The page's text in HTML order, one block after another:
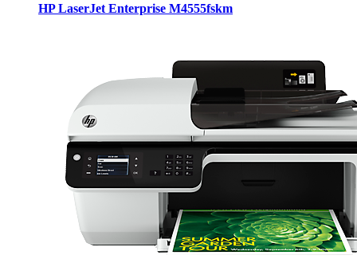
HP LaserJet Enterprise M4555fskm